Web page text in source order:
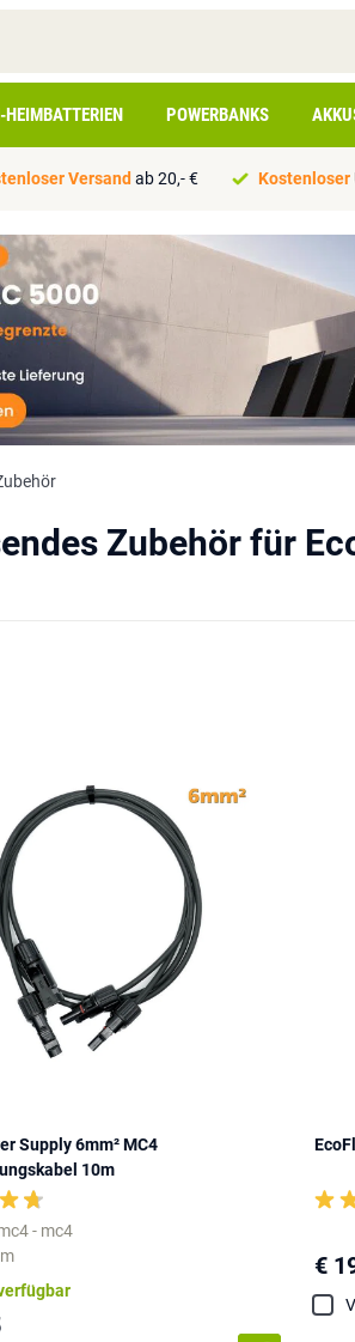
POWERBANKS
Versand ab 20,- € Kostenloser
Zubehör für
Supply 6mm² MC4
10m
- mc4
€